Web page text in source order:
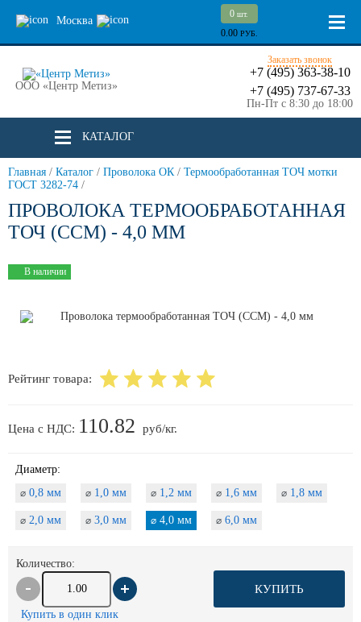
Москва
0 шт.
0.00 РУБ.
ООО «Центр Метиз»
Заказать звонок
+7 (495) 363-38-10
+7 (495) 737-67-33
Пн-Пт с 8:30 до 18:00
КАТАЛОГ
Главная / Каталог / Проволока ОК / Термообработанная ТОЧ мотки
ГОСТ 3282-74 /
ПРОВОЛОКА ТЕРМООБРАБОТАННАЯ
ТОЧ (ССМ) - 4,0 ММ
В наличии
Рейтинг товара:
Цена с НДС: 110.82 руб/кг.
Диаметр:
⌀ 0,8 мм ⌀ 1,0 мм ⌀ 1,2 мм ⌀ 1,6 мм ⌀ 1,8 мм
⌀ 2,0 мм ⌀ 3,0 мм ⌀ 4,0 мм ⌀ 6,0 мм
Количество:
КУПИТЬ
Купить в один клик